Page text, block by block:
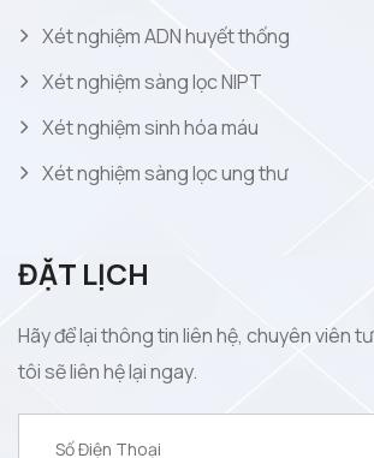
Xét nghiệm ADN huyết thống
Xét nghiệm sàng lọc NIPT
Xét nghiệm sinh hóa máu
Xét nghiệm sàng lọc ung thư
ĐẶT LỊCH
Hãy để lại thông tin liên hệ, chuyên viên
tôi sẽ liên hệ lại ngay.